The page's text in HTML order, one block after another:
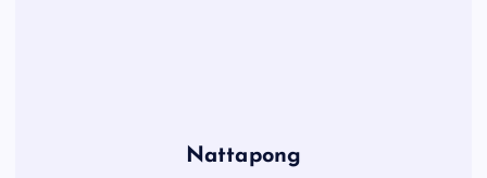
Nattapong